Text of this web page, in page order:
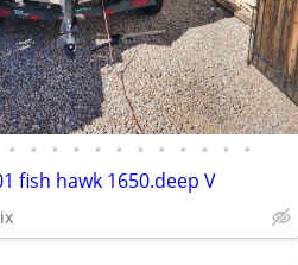
• • • • • • • • • • • •
fish hawk 1650.deep V